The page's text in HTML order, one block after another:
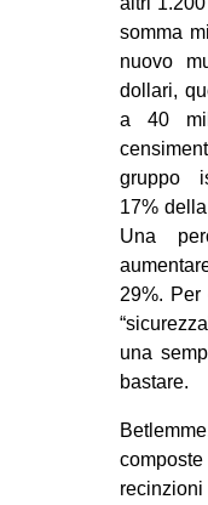
somma
nuovo
dollari,
a 40
gruppo
17%
Una
29%. Per
una
bastare.